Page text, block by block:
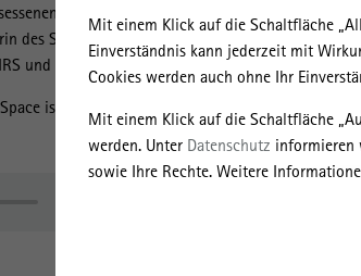
Mit einem Klick auf die Schaltfläche
Einverständnis kann jederzeit mit
Cookies werden auch ohne Ihr
Mit einem Klick auf die Schaltfläche
werden. Unter Datenschutz informieren
sowie Ihre Rechte. Weitere
und Zugewanderten zu fördern? Diese
des Servicebereichs Bildung & Integration der
und Rene Wilke, Oberbürgermeister von Frankfurt/
ist zugleich das